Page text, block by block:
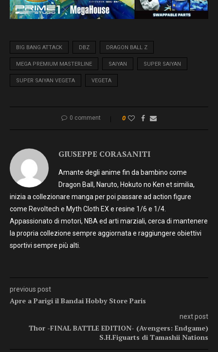
BIG BANG ATTACK DBZ DRAGON BALL Z
MEGA PREMIUM MASTERLINE SAIYAN SUPER SAIYAN
SUPER SAIYAN VEGETA VEGETA
0 comment 0
GIUSEPPE CORASANITI
Amante degli anime fin da bambino come
Dragon Ball, Naruto, Hokuto no Ken et similia,
inizia a collezionare manga per poi passare ad action figure
come Revoltech e Myth Cloth EX e resine 1/6 e 1/4.
Appassionato di motori, NBA ed arti marziali, cerca di mantenere
la propria collezione sempre aggiornata e raggiungere obiettivi
sportivi sempre più alti.
previous post
Apre a Parigi il Bandai Hobby Store Paris
next post
Thor -FINAL BATTLE EDITION- (Avengers: Endgame)
S.H.Figuarts di Tamashii Nations